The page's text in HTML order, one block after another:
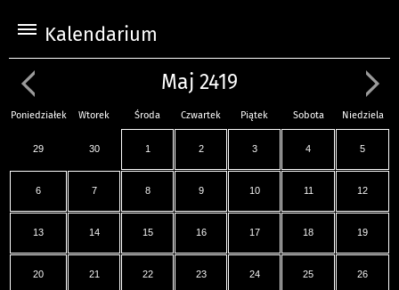
Kalendarium
Maj 2419
Poniedziałek Wtorek Środa Czwartek Piątek Sobota Niedziela
29 30 1 2 3 4 5
6 7 8 9 10 11 12
13 14 15 16 17 18 19
20 21 22 23 24 25 26